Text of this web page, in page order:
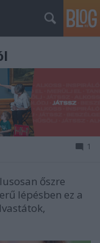
1
őszre
lépésben ez a